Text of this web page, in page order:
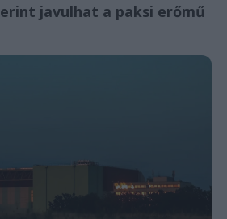
javulhat a paksi erőmű